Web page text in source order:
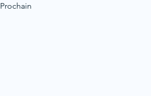
Prochain